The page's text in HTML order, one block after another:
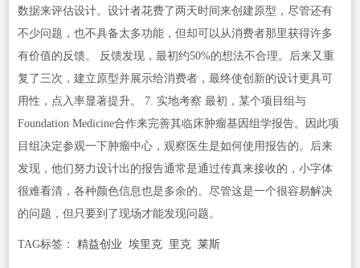
数据来评估设计。设计者花费了两天时间来创建原型，尽管还有
不少问题，也不具备太多功能，但却可以从消费者那里获得许多
有价值的反馈。 反馈发现，最初约50%的想法不合理。后来又重
复了三次，建立原型并展示给消费者，最终使创新的设计更具可
用性，点入率显著提升。 7. 实地考察 最初，某个项目组与
Foundation Medicine合作来完善其临床肿瘤基因组学报告。因此项
目组决定参观一下肿瘤中心，观察医生是如何使用报告的。后来
发现，他们努力设计出的报告通常是通过传真来接收的，小字体
很难看清，各种颜色信息也是多余的。尽管这是一个很容易解决
的问题，但只要到了现场才能发现问题。
TAG标签： 精益创业 埃里克 里克 莱斯